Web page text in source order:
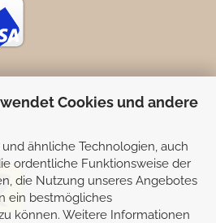
Cookies und andere
ähnliche Technologien, auch
ordentliche Funktionsweise der
die Nutzung unseres Angebotes
ein bestmögliches
können. Weitere Informationen